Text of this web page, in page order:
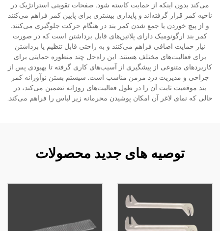
می‌کند بدون اینکه از حمایت کاسته شود. صفحات تقویتی استراتژیک در
ناحیه کمر قرار گرفته‌اند و پایداری بیشتری برای پایین کمر فراهم می‌کنند
و از پیچ خوردن یا جمع شدن کمر بند در هنگام حرکت جلوگیری می‌کنند.
کمر بند ارگونومیک دارای پلاتین‌های قابل برداشتن است که در صورت
نیاز حمایت اضافی فراهم می‌کنند و به راحتی قابل تنظیم یا برداشتن
برای فعالیت‌های مختلف هستند. این راه‌حل چند منظوره حمایتی برای
کاربردهای متنوعی از پیشگیری از آسیب‌های کاری گرفته تا بهبودی پس از
جراحی و مدیریت درد مزمن مناسب است. سیستم بستن نوآورانه کمر
بند موقعیت ثابت آن را در طول فعالیت‌های روزانه تضمین می‌کند، در
حالی که نمای لاغر آن امکان پوشیدن محرمانه زیر لباس را فراهم می‌کند.
توصیه های جدید محصولات